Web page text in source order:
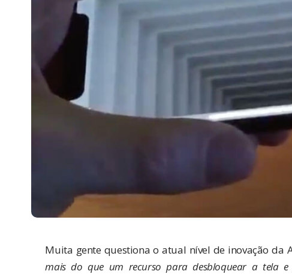
Muita gente questiona o atual nível de inovação da
mais do que um recurso para desbloquear a tela